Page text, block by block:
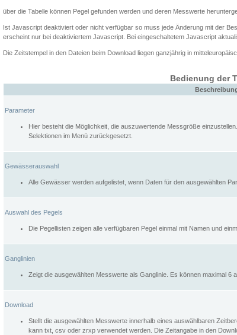
über die Tabelle können Pegel gefunden werden und deren Messwerte
Ist Javascript deaktiviert oder nicht verfügbar so muss jede Änderung mit der
erscheint nur bei deaktiviertem Javascript. Bei eingeschaltetem Javascript
Die Zeitstempel in den Dateien beim Download liegen ganzjährig in
Bedienung der
Parameter
Hier besteht die Möglichkeit, die auszuwertende Messgröße
Selektionen im Menü zurückgesetzt.
Gewässerauswahl
Alle Gewässer werden aufgelistet, wenn Daten für den ausgewählten
Auswahl des Pegels
Die Pegellisten zeigen alle verfügbaren Pegel einmal mit Namen und
Ganglinien
Zeigt die ausgewählten Messwerte als Ganglinie. Es können maximal 6
Download
Stellt die ausgewählten Messwerte innerhalb eines auswählbaren
kann txt, csv oder zrxp verwendet werden. Die Zeitangabe in den